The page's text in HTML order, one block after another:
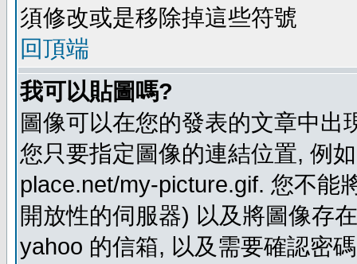
須修改或是移除掉這些符號
回頂端
我可以貼圖嗎?
圖像可以在您的發表的文章中
您只要指定圖像的連結位置, 例
place.net/my-picture.gif. 您不能
開放性的伺服器) 以及將圖像存
yahoo 的信箱, 以及需要確認密